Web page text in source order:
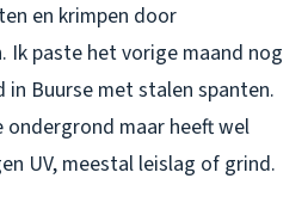
en krimpen door
Ik paste het vorige maand nog
Buurse met stalen spanten.
ondergrond maar heeft wel
UV, meestal leislag of grind.